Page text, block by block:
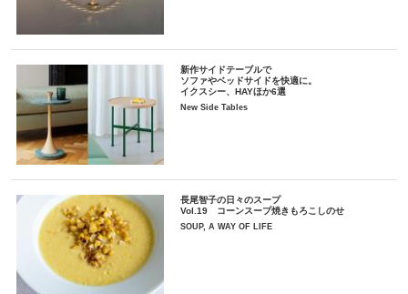
新作サイドテーブルで
ソファやベッドサイドを快適に。
イクスシー、HAYほか6選
New Side Tables
長尾智子の日々のスープ
Vol.19 コーンスープ焼きもろこしのせ
SOUP, A WAY OF LIFE